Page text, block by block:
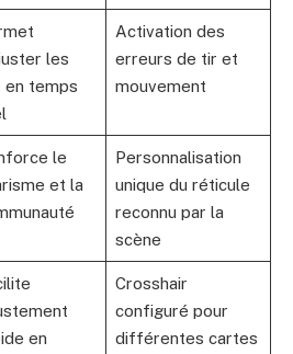
les
en temps
Activation des
erreurs de tir et
mouvement
le
et la
Personnalisation
unique du réticule
reconnu par la
scène
en
Crosshair
configuré pour
différentes cartes